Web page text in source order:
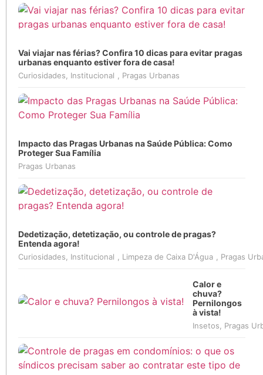
Vai viajar nas férias? Confira 10 dicas para evitar pragas
urbanas enquanto estiver fora de casa!
Curiosidades, Institucional , Pragas Urbanas
Impacto das Pragas Urbanas na Saúde Pública: Como
Proteger Sua Família
Pragas Urbanas
Dedetização, detetização, ou controle de pragas?
Entenda agora!
Curiosidades, Institucional , Limpeza de Caixa D'Água , Pragas
Calor e
chuva?
Pernilongos
à vista!
Insetos, Pragas